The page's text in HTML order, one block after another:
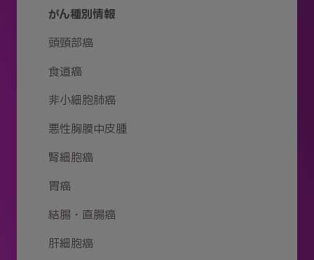
がん種別情報
頭頸部癌
食道癌
非小細胞肺癌
悪性胸膜中皮腫
腎細胞癌
胃癌
結腸・直腸癌
肝細胞癌